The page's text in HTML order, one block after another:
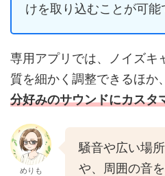
けを取り込むことが可能
専用アプリでは、ノイズキ
質を細かく調整できるほか
分好みのサウンドにカスタ
めりも
騒音や広い場
や、周囲の音